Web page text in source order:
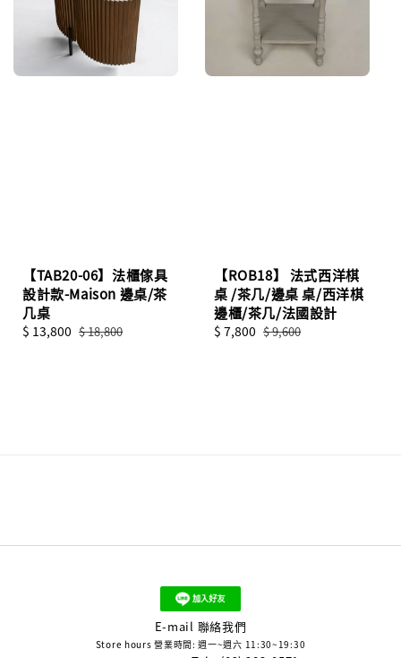
【TAB20-06】法櫃傢具
設計款-Maison 邊桌/茶
几桌
Sale
$ 13,800 Regular
$ 18,800
【ROB18】 法式西洋棋
桌 /茶几/邊桌 桌/西洋棋
邊櫃/茶几/法國設計
Sale
$ 7,800 Regular
$ 9,600
E-mail 聯絡我們
Store hours 營業時間: 週一~週六 11:30~19:30